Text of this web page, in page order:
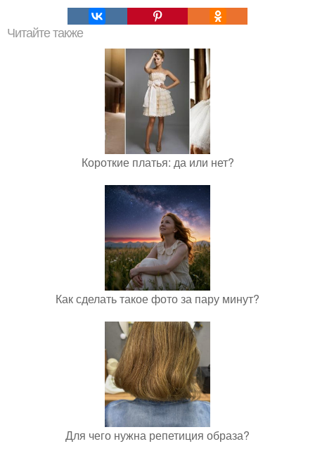
Читайте также
Короткие платья: да или нет?
Как сделать такое фото за пару минут?
Для чего нужна репетиция образа?